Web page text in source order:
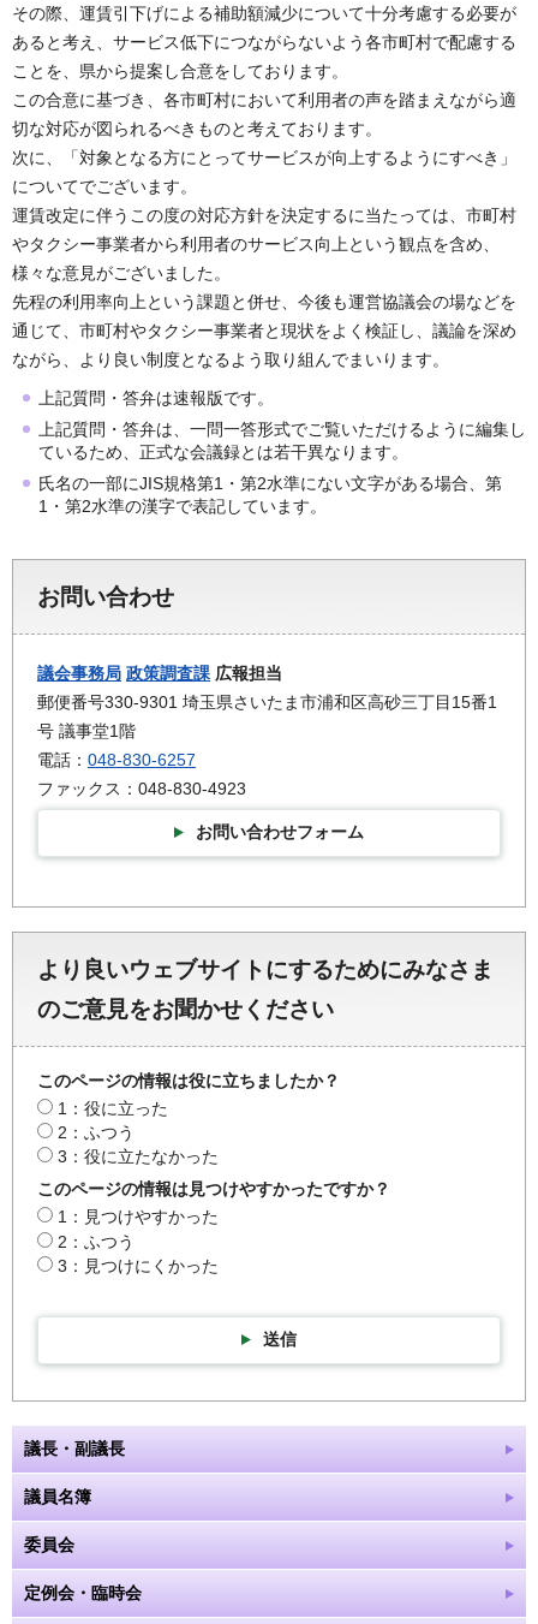
その際、運賃引下げによる補助額減少について十分考慮する必要が
あると考え、サービス低下につながらないよう各市町村で配慮する
ことを、県から提案し合意をしております。
この合意に基づき、各市町村において利用者の声を踏まえながら適
切な対応が図られるべきものと考えております。
次に、「対象となる方にとってサービスが向上するようにすべき」
についてでございます。
運賃改定に伴うこの度の対応方針を決定するに当たっては、市町村
やタクシー事業者から利用者のサービス向上という観点を含め、
様々な意見がございました。
先程の利用率向上という課題と併せ、今後も運営協議会の場などを
通じて、市町村やタクシー事業者と現状をよく検証し、議論を深め
ながら、より良い制度となるよう取り組んでまいります。
上記質問・答弁は速報版です。
上記質問・答弁は、一問一答形式でご覧いただけるように編集し
ているため、正式な会議録とは若干異なります。
氏名の一部にJIS規格第1・第2水準にない文字がある場合、第
1・第2水準の漢字で表記しています。
お問い合わせ
議会事務局 政策調査課 広報担当
郵便番号330-9301 埼玉県さいたま市浦和区高砂三丁目15番1
号 議事堂1階
電話： 048-830-6257
ファックス：048-830-4923
お問い合わせフォーム
より良いウェブサイトにするためにみなさま
のご意見をお聞かせください
このページの情報は役に立ちましたか？
1：役に立った
2：ふつう
3：役に立たなかった
このページの情報は見つけやすかったですか？
1：見つけやすかった
2：ふつう
3：見つけにくかった
送信
議長・副議長
議員名簿
委員会
定例会・臨時会